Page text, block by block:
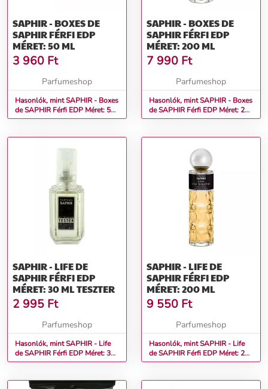
SAPHIR - BOXES DE
SAPHIR FÉRFI EDP
MÉRET: 50 ML
3 960 Ft
Parfumeshop
Hasonlók, mint SAPHIR - Boxes
de SAPHIR Férfi EDP Méret: 50
ml
SAPHIR - BOXES DE
SAPHIR FÉRFI EDP
MÉRET: 200 ML
7 990 Ft
Parfumeshop
Hasonlók, mint SAPHIR - Boxes
de SAPHIR Férfi EDP Méret: 200
ml
SAPHIR - LIFE DE
SAPHIR FÉRFI EDP
MÉRET: 30 ML TESZTER
2 995 Ft
Parfumeshop
Hasonlók, mint SAPHIR - Life
de SAPHIR Férfi EDP Méret: 30
ml teszter
SAPHIR - LIFE DE
SAPHIR FÉRFI EDP
MÉRET: 200 ML
9 550 Ft
Parfumeshop
Hasonlók, mint SAPHIR - Life
de SAPHIR Férfi EDP Méret: 200
ml